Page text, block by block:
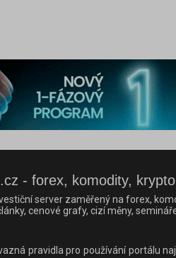
- forex, komodity,
server zaměřený na forex,
cenové grafy, cizí měny,
pravidla pro používání portálu